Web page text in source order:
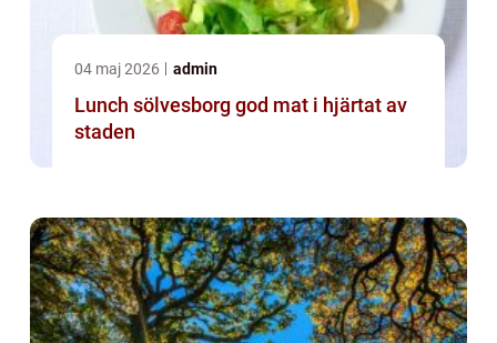
04 maj 2026 admin
Lunch sölvesborg god mat i hjärtat av
staden